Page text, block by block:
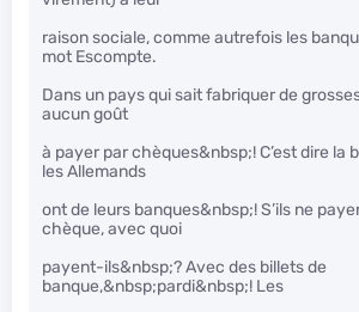
raison sociale, comme autrefois les
mot Escompte.
Dans un pays qui sait fabriquer de
aucun goût
à payer par chèques&nbsp;! C’est dire la
les Allemands
ont de leurs banques&nbsp;! S’ils ne
chèque, avec quoi
payent-ils&nbsp;? Avec des billets de
banque,&nbsp;pardi&nbsp;! Les